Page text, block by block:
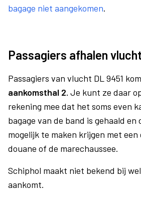
bagage niet aangekomen.
Passagiers afhalen
Passagiers van vlucht DL 9451
aankomsthal 2. Je kunt ze daar
rekening mee dat het soms even
bagage van de band is gehaald en
mogelijk te maken krijgen met
douane of de marechaussee.
Schiphol maakt niet bekend bij
aankomt.